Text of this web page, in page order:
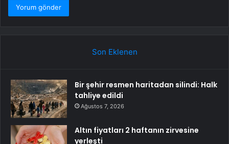
Son Eklenen
Bir şehir resmen haritadan silindi: Halk
tahliye edildi
Ağustos 7, 2026
Altın fiyatları 2 haftanın zirvesine
yerleşti